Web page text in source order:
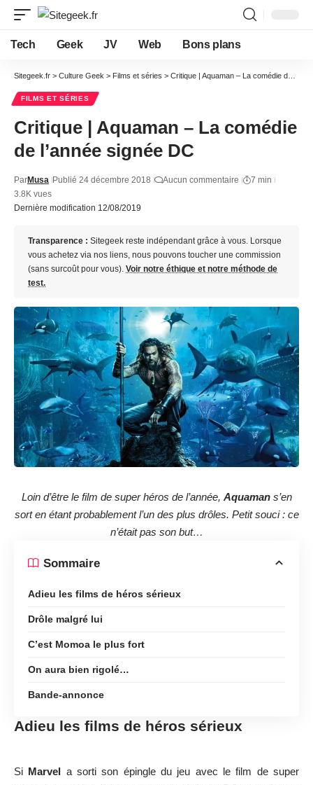
Tech Geek JV Web Bons plans
Sitegeek.fr > Culture Geek > Films et séries > Critique | Aquaman – La comédie de l’année signée DC
FILMS ET SÉRIES
Critique | Aquaman – La comédie
de l’année signée DC
Dernière modification 12/08/2019
ParMusa Publié 24 décembre 2018 Aucun commentaire
7 min
3.8K vues
Transparence : Sitegeek reste indépendant grâce à vous. Lorsque
vous achetez via nos liens, nous pouvons toucher une commission
(sans surcoût pour vous). Voir notre éthique et notre méthode de
test.
Loin d’être le film de super héros de l’année, Aquamans’en
sort en étant probablement l’un des plus drôles. Petit souci : ce
n’était pas son but…
Sommaire
Adieu les films de héros sérieux
Drôle malgré lui
C’est Momoa le plus fort
On aura bien rigolé…
Bande-annonce
Adieu les films de héros sérieux
Si Marvel a sorti son épingle du jeu avec le film de super